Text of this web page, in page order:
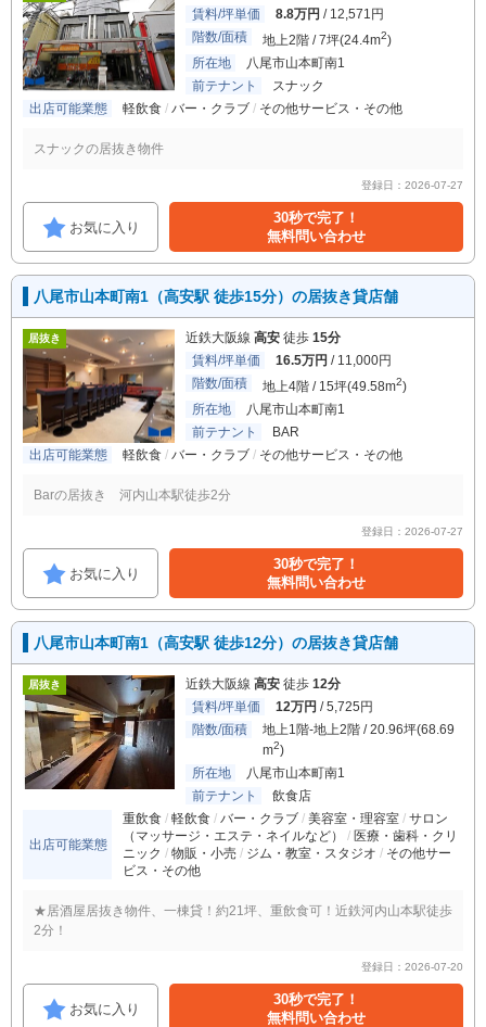
賃料/坪単価
8.8万円 / 12,571円
階数/面積
地上2階 / 7坪(24.4m2)
所在地
八尾市山本町南1
前テナント
スナック
出店可能業態
軽飲食 バー・クラブ その他サービス・その他
スナックの居抜き物件
登録日：2026-07-27
お気に入り
30秒で完了！
無料問い合わせ
八尾市山本町南1（高安駅 徒歩15分）の居抜き貸店舗
居抜き 近鉄大阪線 高安 徒歩 15分
賃料/坪単価
16.5万円 / 11,000円
階数/面積
地上4階 / 15坪(49.58m2)
所在地
八尾市山本町南1
前テナント
BAR
出店可能業態
軽飲食 バー・クラブ その他サービス・その他
Barの居抜き 河内山本駅徒歩2分
登録日：2026-07-27
お気に入り
30秒で完了！
無料問い合わせ
八尾市山本町南1（高安駅 徒歩12分）の居抜き貸店舗
居抜き 近鉄大阪線 高安 徒歩 12分
賃料/坪単価
12万円 / 5,725円
階数/面積
地上1階-地上2階 / 20.96坪(68.69
m2)
所在地
八尾市山本町南1
前テナント
飲食店
出店可能業態
重飲食 軽飲食 バー・クラブ 美容室・理容室
サロン
（マッサージ・エステ・ネイルなど）
医療・歯科・クリ
ニック
物販・小売 ジム・教室・スタジオ
その他サー
ビス・その他
★居酒屋居抜き物件、一棟貸！約21坪、重飲食可！近鉄河内山本駅徒歩
2分！
登録日：2026-07-20
お気に入り
30秒で完了！
無料問い合わせ